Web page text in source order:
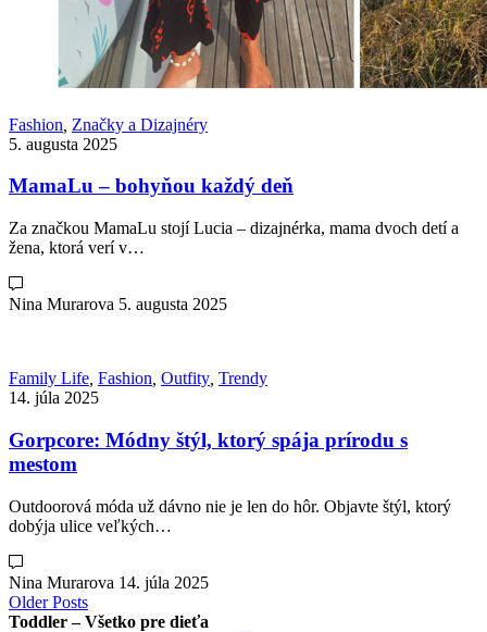
Fashion Značky a Dizajnéry
5. augusta 2025
MamaLu – bohyňou každý deň
Za značkou MamaLu stojí Lucia – dizajnérka, mama dvoch detí a
žena, ktorá verí v…
Nina Murarova 5. augusta 2025
Family Life Fashion Outfity Trendy
14. júla 2025
Gorpcore: Módny štýl, ktorý spája prírodu s
mestom
Outdoorová móda už dávno nie je len do hôr. Objavte štýl, ktorý
dobýja ulice veľkých…
Nina Murarova 14. júla 2025
Older Posts
Toddler – Všetko pre dieťa